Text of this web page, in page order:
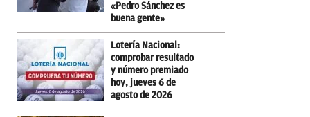
«Pedro Sánchez es
buena gente»
Lotería Nacional:
comprobar resultado
y número premiado
hoy, jueves 6 de
agosto de 2026